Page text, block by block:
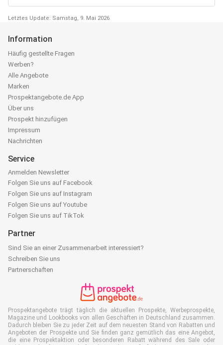
Letztes Update: Samstag, 9. Mai 2026
Information
Häufig gestellte Fragen
Werben?
Alle Angebote
Marken
Prospektangebote.de App
Über uns
Prospekt hinzufügen
Impressum
Nachrichten
Service
Anmelden Newsletter
Folgen Sie uns auf Facebook
Folgen Sie uns auf Instagram
Folgen Sie uns auf Youtube
Folgen Sie uns auf TikTok
Partner
Sind Sie an einer Zusammenarbeit interessiert?
Schreiben Sie uns
Partnerschaften
Prospektangebote trägt täglich die aktuellen Prospekte, Werbeprospekte,
Magazine und Lookbooks von allen Geschäften in Deutschland zusammen.
Dadurch bleiben Sie zu jeder Zeit auf dem neuesten Stand von Rabatten und
Angeboten der Prospekte und Sie finden ganz gemütlich das eine Angebot,
die eine Prospektaktion oder besonderen Rabatt während des Sale oder